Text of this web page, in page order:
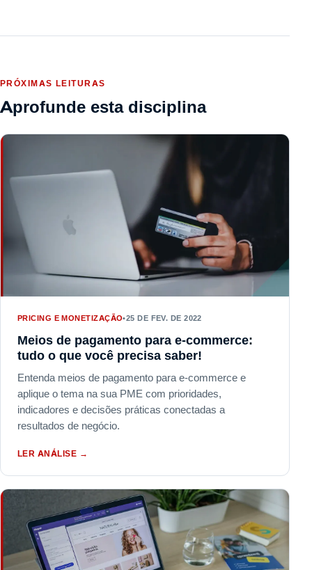
PRÓXIMAS LEITURAS
Aprofunde esta disciplina
PRICING E MONETIZAÇÃO•25 DE FEV. DE 2022
Meios de pagamento para e-commerce:
tudo o que você precisa saber!
Entenda meios de pagamento para e-commerce e
aplique o tema na sua PME com prioridades,
indicadores e decisões práticas conectadas a
resultados de negócio.
LER ANÁLISE →